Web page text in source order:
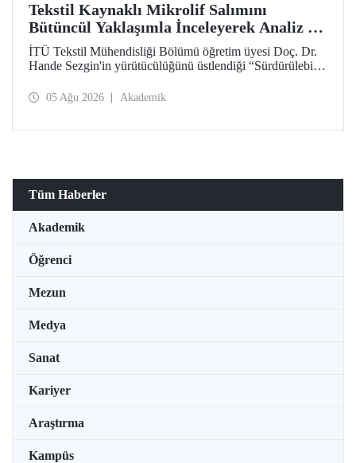
Tekstil Kaynaklı Mikrolif Salımını
Bütüncül Yaklaşımla İnceleyerek Analiz ve
Azaltım Stratejileri Geliştirecek Projeye
TÜBİTAK Desteği
İTÜ Tekstil Mühendisliği Bölümü öğretim üyesi Doç. Dr.
Hande Sezgin'in yürütücülüğünü üstlendiği “Sürdürülebilir
Koşullarına Bağlı Mikrolif Salımı: Aşınma, UV Maruziyeti
05 Ağu 2026 Akademik
Tüm Haberler
Akademik
Öğrenci
Mezun
Medya
Sanat
Kariyer
Araştırma
Kampüs